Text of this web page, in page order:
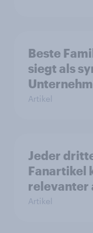
Beste
siegt als
Artikel
Jeder
Fanartikel
relevanter
Artikel